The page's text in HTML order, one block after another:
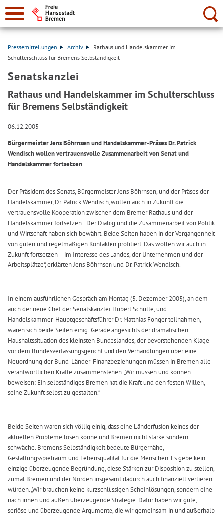
Suche:
Pressemitteilungen Archiv
Rathaus und Handelskammer im
Schulterschluss für Bremens Selbständigkeit
Senatskanzlei
Rathaus und Handelskammer im Schulterschluss
für Bremens Selbständigkeit
06.12.2005
Bürgermeister Jens Böhrnsen und Handelskammer-Präses Dr. Patrick
Wendisch wollen vertrauensvolle Zusammenarbeit von Senat und
Handelskammer fortsetzen
Der Präsident des Senats, Bürgermeister Jens Böhrnsen, und der Präses der
Handelskammer, Dr. Patrick Wendisch, wollen auch in Zukunft die
vertrauensvolle Kooperation zwischen dem Bremer Rathaus und der
Handelskammer fortsetzen: „Der Dialog und die Zusammenarbeit von Politik
und Wirtschaft haben sich bewährt. Beide Seiten haben in der Vergangenheit
von guten und regelmäßigen Kontakten profitiert. Das wollen wir auch in
Zukunft fortsetzen – im Interesse des Landes, der Unternehmen und der
Arbeitsplätze“, erklärten Jens Böhrnsen und Dr. Patrick Wendisch.
In einem ausführlichen Gespräch am Montag (5. Dezember 2005), an dem
auch der neue Chef der Senatskanzlei, Hubert Schulte, und
Handelskammer-Hauptgeschäftsführer Dr. Matthias Fonger teilnahmen,
waren sich beide Seiten einig: Gerade angesichts der dramatischen
Haushaltssituation des kleinsten Bundeslandes, der bevorstehenden Klage
vor dem Bundesverfassungsgericht und den Verhandlungen über eine
Neuordnung der Bund-Länder-Finanzbeziehungen müssen in Bremen alle
verantwortlichen Kräfte zusammenstehen. „Wir müssen und können
beweisen: Ein selbständiges Bremen hat die Kraft und den festen Willen,
seine Zukunft selbst zu gestalten.“
Beide Seiten waren sich völlig einig, dass eine Länderfusion keines der
aktuellen Probleme lösen könne und Bremen nicht stärke sondern
schwäche. Bremens Selbständigkeit bedeute Bürgernähe,
Gestaltungsspielraum und Lebensqualität für die Menschen. Es gebe kein
einzige überzeugende Begründung, diese Stärken zur Disposition zu stellen,
zumal Bremen und der Norden insgesamt dadurch auch finanziell verlieren
würden. „Wir brauchen keine kurzschlüssigen Scheinlösungen, sondern eine
nach innen und außen überzeugende Strategie. Dafür haben wir gute,
seriöse und überzeugende Argumente, die wir gemeinsam in und außerhalb